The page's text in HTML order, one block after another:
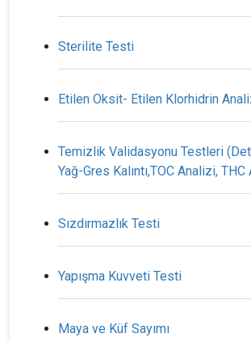
Sterilite Testi
Etilen Oksit- Etilen Klorhidrin
Temizlik Validasyonu Testleri
Yağ-Gres Kalıntı,TOC Analizi,
Sızdırmazlık Testi
Yapışma Kuvveti Testi
Maya ve Küf Sayımı